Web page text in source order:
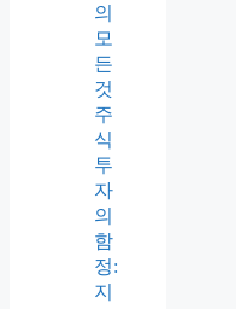
의
모
든
것
주
식
투
자
의
함
정:
지